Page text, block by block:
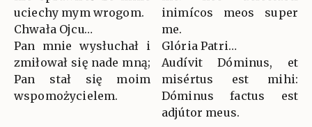
uciechy mym wrogom.
Chwała Ojcu…
Pan mnie wysłuchał i
zmiłował się nade mną;
Pan stał się moim
wspomożycielem.
inimícos meos super
me.
Glória Patri…
Audívit Dóminus, et
misértus est mihi:
Dóminus factus est
adjútor meus.